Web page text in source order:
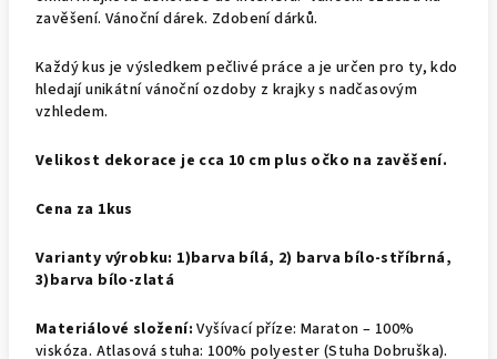
zavěšení. Vánoční dárek. Zdobení dárků.
Každý kus je výsledkem pečlivé práce a je určen pro ty, kdo
hledají unikátní vánoční ozdoby z krajky s nadčasovým
vzhledem.
Velikost dekorace je cca 10 cm plus očko na zavěšení.
Cena za 1kus
Varianty výrobku: 1)barva bílá, 2) barva bílo-stříbrná,
3)barva bílo-zlatá
Materiálové složení: Vyšívací příze: Maraton – 100%
viskóza. Atlasová stuha: 100% polyester (Stuha Dobruška).